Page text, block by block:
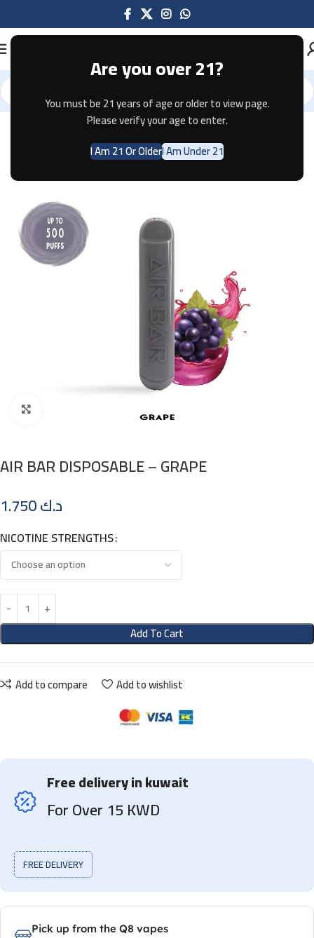
Are you over 21?
You must be 21 years of age or older to view page.
Please verify your age to enter.
I Am 21 Or OlderI Am Under 21
Home Disposable AIR BAR AIR BAR REGULAR
AIR BAR DISPOSABLE – GRAPE
د.ك
NICOTINE STRENGTHS
Add To Cart
Add to compare Add to wishlist
Free delivery in kuwait
For Over 15 KWD
FREE DELIVERY
Pick up from the Q8 vapes